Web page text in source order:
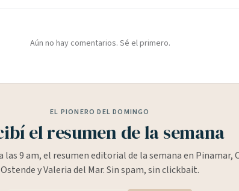
Aún no hay comentarios. Sé el primero.
EL PIONERO DEL DOMINGO
el resumen de la semana
las 9 am, el resumen editorial de la semana en Pinamar,
Ostende y Valeria del Mar. Sin spam, sin clickbait.